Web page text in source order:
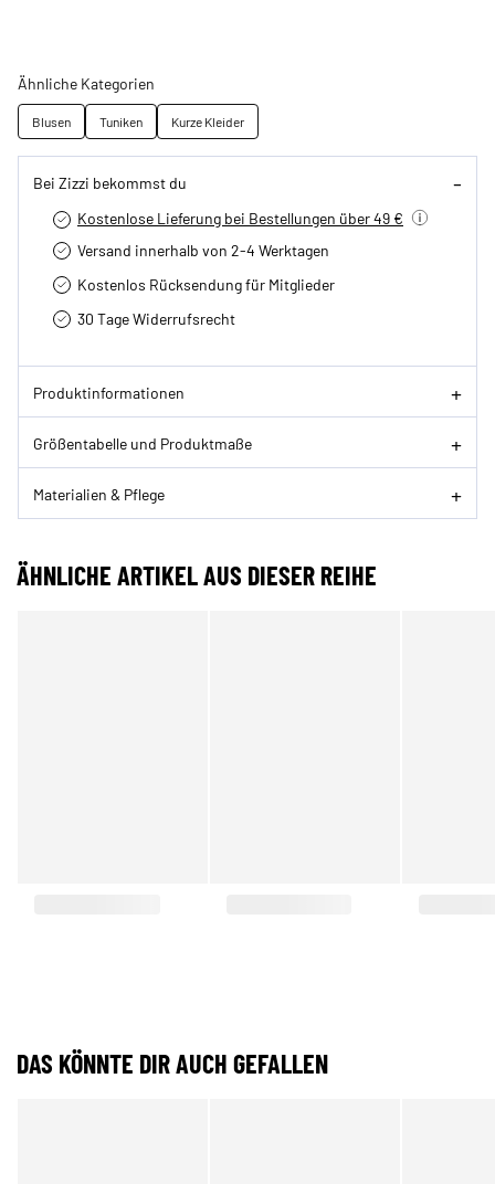
Ähnliche Kategorien
Blusen Tuniken Kurze Kleider
Bei Zizzi bekommst du
Kostenlose Lieferung bei Bestellungen über 49 €
Versand innerhalb von 2-4 Werktagen
Kostenlos Rücksendung für Mitglieder
30 Tage Widerrufsrecht
Produktinformationen
Größentabelle und Produktmaße
Materialien & Pflege
ÄHNLICHE ARTIKEL AUS DIESER REIHE
DAS KÖNNTE DIR AUCH GEFALLEN